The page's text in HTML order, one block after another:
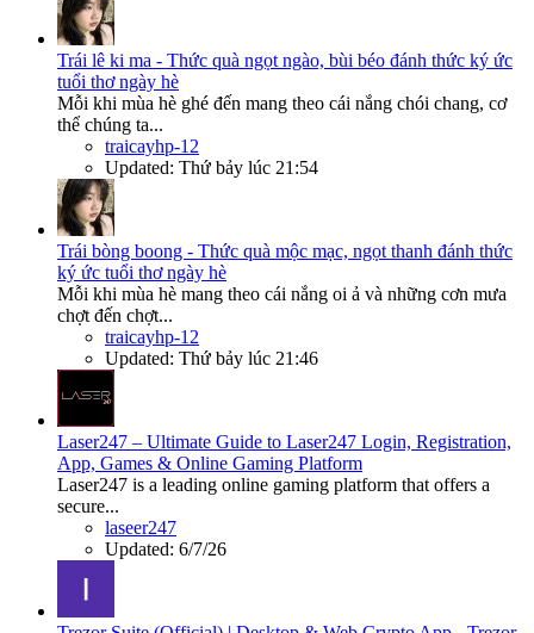
Trái lê ki ma - Thức quà ngọt ngào, bùi béo đánh thức ký ức
tuổi thơ ngày hè
Mỗi khi mùa hè ghé đến mang theo cái nắng chói chang, cơ
thể chúng ta...
traicayhp-12
Updated: Thứ bảy lúc 21:54
Trái bòng boong - Thức quà mộc mạc, ngọt thanh đánh thức
ký ức tuổi thơ ngày hè
Mỗi khi mùa hè mang theo cái nắng oi ả và những cơn mưa
chợt đến chợt...
traicayhp-12
Updated: Thứ bảy lúc 21:46
Laser247 – Ultimate Guide to Laser247 Login, Registration,
App, Games & Online Gaming Platform
Laser247 is a leading online gaming platform that offers a
secure...
laseer247
Updated: 6/7/26